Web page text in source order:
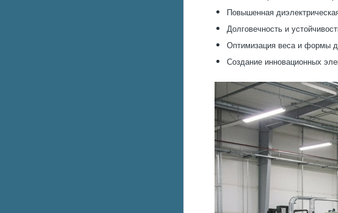
Повышенная
Долговечность и
Оптимизация веса и формы
Создание инновационных